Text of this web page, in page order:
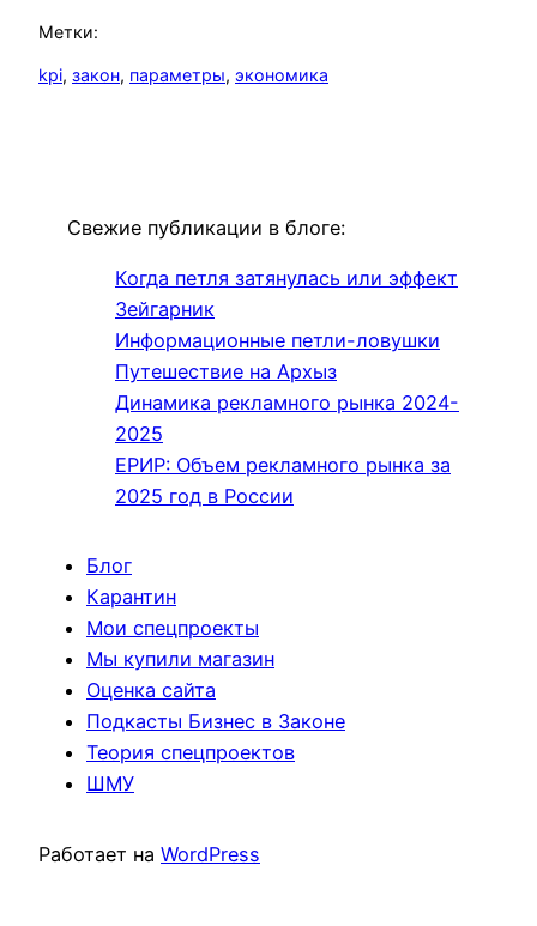
Метки:
kpi, закон, параметры, экономика
Свежие публикации в блоге:
Когда петля затянулась или эффект
Зейгарник
Информационные петли-ловушки
Путешествие на Архыз
Динамика рекламного рынка 2024-
2025
ЕРИР: Объем рекламного рынка за
2025 год в России
Блог
Карантин
Мои спецпроекты
Мы купили магазин
Оценка сайта
Подкасты Бизнес в Законе
Теория спецпроектов
ШМУ
Работает на WordPress